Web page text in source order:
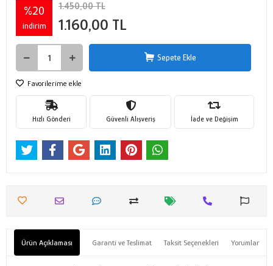
%20
indirim
1.450,00 TL
1.160,00 TL
Sepete Ekle
Favorilerime ekle
Hızlı Gönderi Güvenli Alışveriş İade ve Değişim
Ürün Açıklaması Garanti ve Teslimat Taksit Seçenekleri Yorumlar